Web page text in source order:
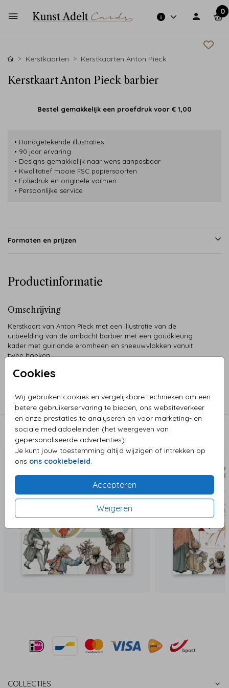
0
Cookies
Wij gebruiken cookies en vergelijkbare technieken om een
betere gebruikerservaring te bieden, ons websiteverkeer
en onze prestaties te analyseren en voor marketing- en
sociale mediadoeleinden (het weergeven van
gepersonaliseerde advertenties).
Je kunt jouw toestemming altijd wijzigen of intrekken op
ons ons cookiebeleid
Accepteren
Weigeren
Kerstkaarten Kerstkaarten Anton Pieck
Kerstkaart Anton Pieck barbier
Bestel gemakkelijk een proefdruk voor € 1,00
• Handgetekende illustraties
• 90 jaar ervaring
• Designs gemakkelijk naar wens aanpasbaar
• Kwalitatief mooie FSC papiersoorten
• Foliedruk en originele vormen
• Persoonlijke service
Formaten en prijzen
Productinformatie
Omschrijving
Kerstkaart van Anton Pieck met een illustratie van de
uitbeelding van de ambacht barbier met een goudkleurig
kader met guirlande eromheen en sneeuwvlokken vanuit
twee hoeken.
Kerstkaarten Anton Pieck
Aanbevolen
COLLECTIES